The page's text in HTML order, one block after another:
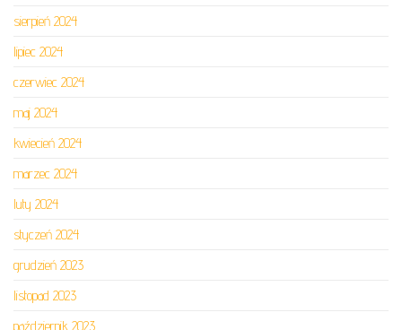
sierpień 2024
lipiec 2024
czerwiec 2024
maj 2024
kwiecień 2024
marzec 2024
luty 2024
styczeń 2024
grudzień 2023
listopad 2023
październik 2023